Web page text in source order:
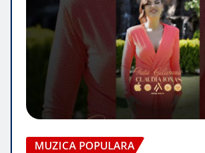
MUZICA POPULARA